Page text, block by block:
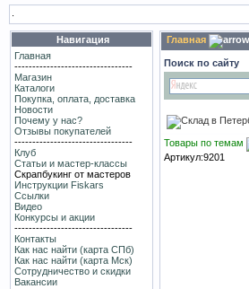
Навигация
Главная
---------------------------------
Магазин
Каталоги
Покупка, оплата, доставка
Новости
Почему у нас?
Отзывы покупателей
---------------------------------
Клуб
Статьи и мастер-классы
Скрапбукинг от мастеров
Инструкции Fiskars
Ссылки
Видео
Конкурсы и акции
---------------------------------
Контакты
Как нас найти (карта СПб)
Как нас найти (карта Мск)
Сотрудничество и скидки
Вакансии
Главная
Поиск по сайту
Товары по темам
Артикул:9201